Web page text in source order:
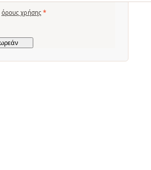
όρους χρήσης *